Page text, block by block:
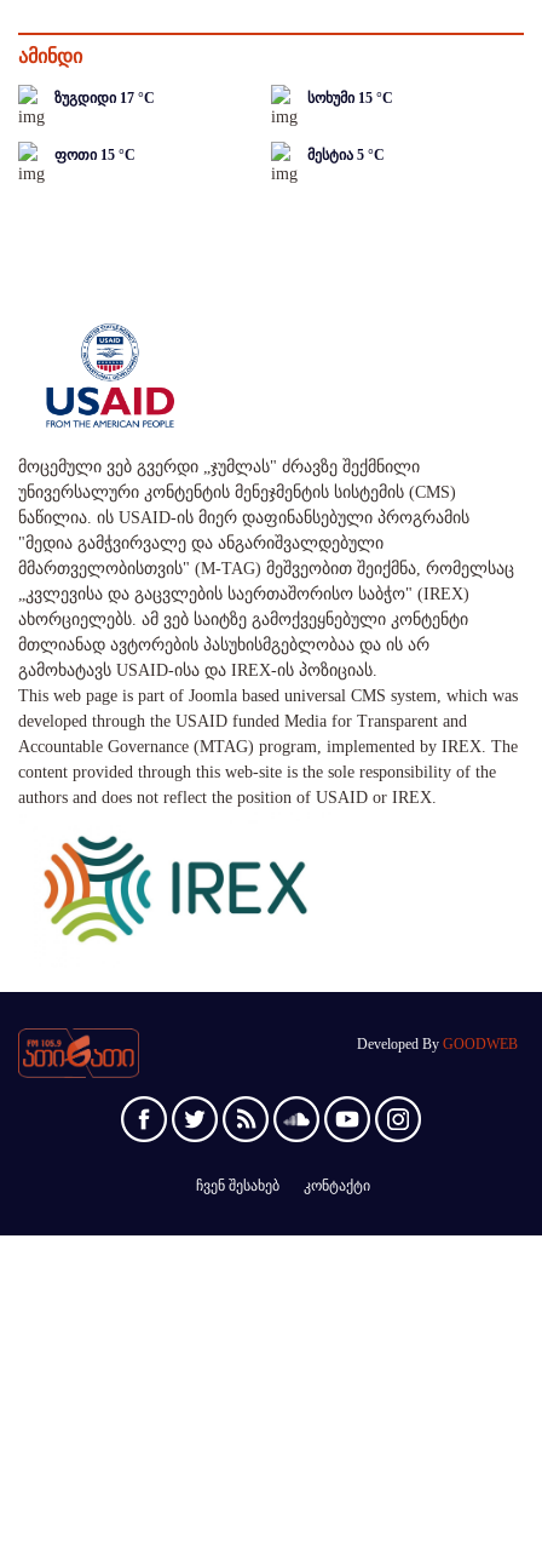
ამინდი
ზუგდიდი 17 °C სოხუმი 15 °C
ფოთი 15 °C მესტია 5 °C
მოცემული ვებ გვერდი „ჯუმლას" ძრავზე შექმნილი
უნივერსალური კონტენტის მენეჯმენტის სისტემის (CMS)
ნაწილია. ის USAID-ის მიერ დაფინანსებული პროგრამის
"მედია გამჭვირვალე და ანგარიშვალდებული
მმართველობისთვის" (M-TAG) მეშვეობით შეიქმნა, რომელსაც
„კვლევისა და გაცვლების საერთაშორისო საბჭო" (IREX)
ახორციელებს. ამ ვებ საიტზე გამოქვეყნებული კონტენტი
მთლიანად ავტორების პასუხისმგებლობაა და ის არ
გამოხატავს USAID-ისა და IREX-ის პოზიციას.
This web page is part of Joomla based universal CMS system, which was
developed through the USAID funded Media for Transparent and
Accountable Governance (MTAG) program, implemented by IREX. The
content provided through this web-site is the sole responsibility of the
authors and does not reflect the position of USAID or IREX.
Developed By GOODWEB
ჩვენ შესახებ კონტაქტი